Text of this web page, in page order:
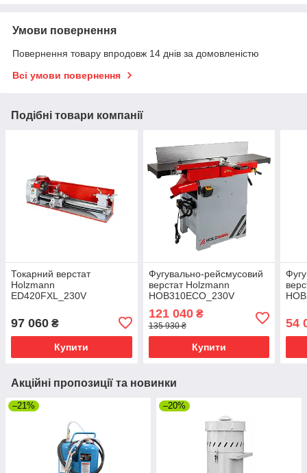
Умови повернення
Повернення товару впродовж 14 днів за домовленістю
Всі умови повернення
Подібні товари компанії
Токарний верстат
Holzmann
ED420FXL_230V
97 060 ₴
Купити
Фугувально-рейсмусовий
верстат Holzmann
HOB310ECO_230V
121 040₴
135 930 ₴
Купити
54
Акційні пропозиції та новинки
–21% –20%